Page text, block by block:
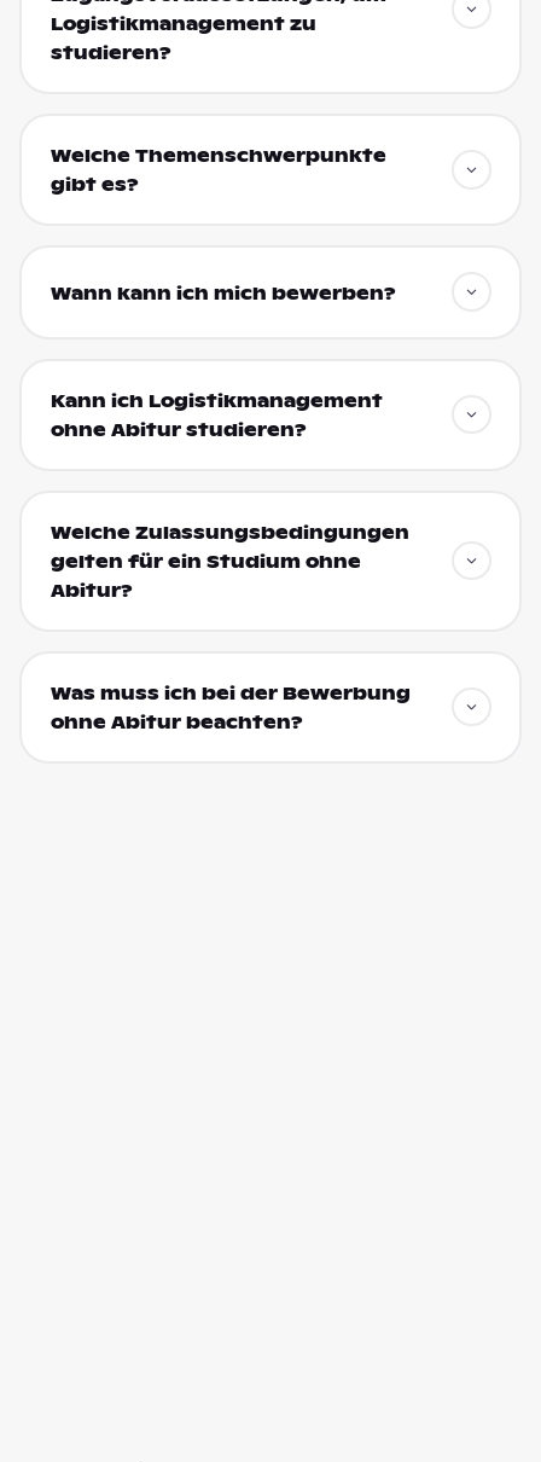
Logistikmanagement zu
studieren?
Welche Themenschwerpunkte
gibt es?
Wann kann ich mich bewerben?
Kann ich Logistikmanagement
ohne Abitur studieren?
Welche Zulassungsbedingungen
gelten für ein Studium ohne
Abitur?
Was muss ich bei der Bewerbung
ohne Abitur beachten?